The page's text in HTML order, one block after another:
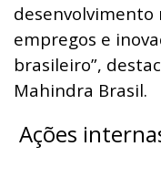
desenvolvimento
empregos e
brasileiro”,
Mahindra Brasil.
Ações